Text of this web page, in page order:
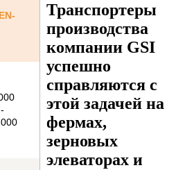
-
Транспортеры
производства
компании GSI
успешно
справляются с
этой задачей на
фермах,
зерновых
элеваторах и